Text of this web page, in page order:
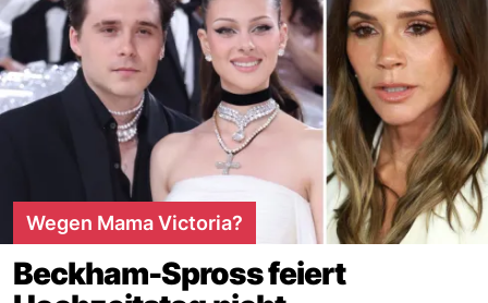
Wegen Mama Victoria?
Beckham-Spross feiert